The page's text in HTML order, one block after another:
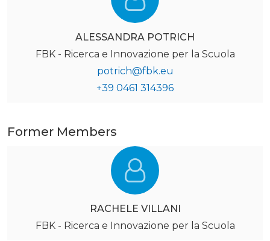
ALESSANDRA POTRICH
FBK - Ricerca e Innovazione per la Scuola
potrich@fbk.eu
+39 0461 314396
Former Members
RACHELE VILLANI
FBK - Ricerca e Innovazione per la Scuola